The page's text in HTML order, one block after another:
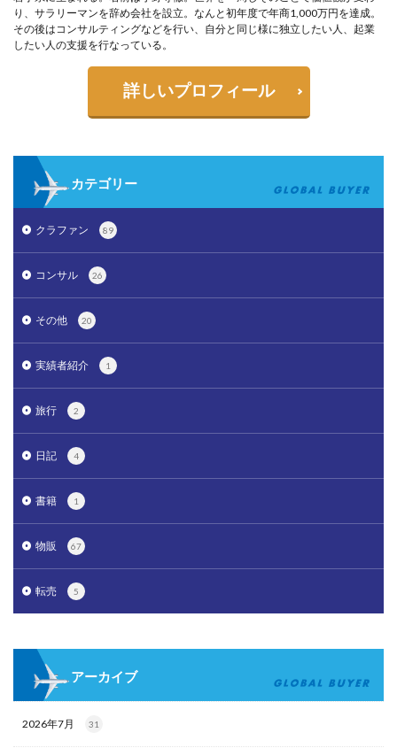
り、サラリーマンを辞め会社を設立。なんと初年度で年商1,000万円を達成。
その後はコンサルティングなどを行い、自分と同じ様に独立したい人、起業
したい人の支援を行なっている。
詳しいプロフィール
カテゴリー
クラファン 89
コンサル 26
その他 20
実績者紹介 1
旅行 2
日記 4
書籍 1
物販 67
転売 5
アーカイブ
2026年7月 31